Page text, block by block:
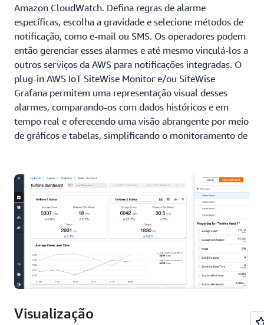
Amazon CloudWatch. Defina regras de alarme
específicas, escolha a gravidade e selecione métodos de
notificação, como e-mail ou SMS. Os operadores podem
então gerenciar esses alarmes e até mesmo vinculá-los a
outros serviços da AWS para notificações integradas. O
plug-in AWS IoT SiteWise Monitor e/ou SiteWise
Grafana permitem uma representação visual desses
alarmes, comparando-os com dados históricos e em
tempo real e oferecendo uma visão abrangente por meio
de gráficos e tabelas, simplificando o monitoramento de
Detecção de anomalias
Identifique e visualize mudanças no equipamento ou nas
condições operacionais com a detecção nativa de
anomalias, desbloqueando casos de uso de manutenção
preditiva. O AWS IoT SiteWise gerencia
automaticamente os modelos de aprendizado de
máquina, permitindo que os clientes detectem
anomalias de equipamentos sem qualquer experiência
precisão do modelo usando dados históricos de
Visualização